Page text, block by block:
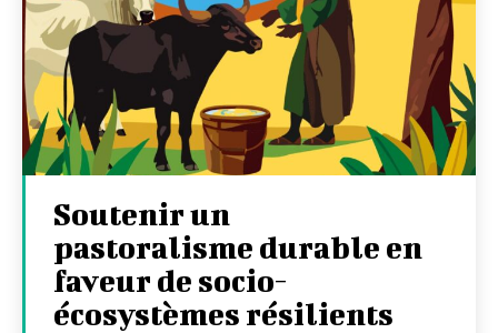
Soutenir un
pastoralisme durable en
faveur de socio-
écosystèmes résilients